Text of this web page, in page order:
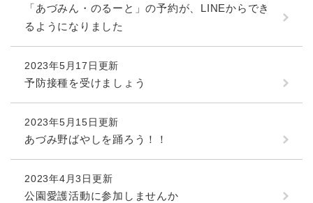
「あづみん・のるーと」の予約が、LINEからでき
るようになりました
2023年5月17日更新
予防接種を受けましょう
2023年5月15日更新
あづみ野ばやしを踊ろう！！
2023年4月3日更新
公園愛護活動に参加しませんか